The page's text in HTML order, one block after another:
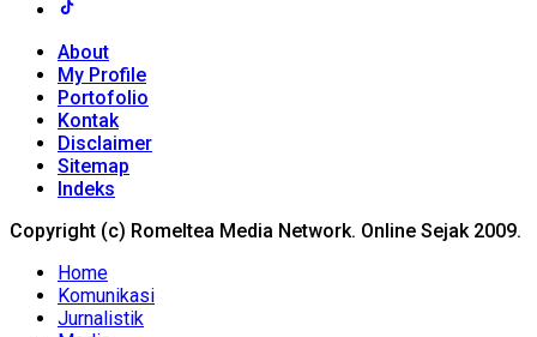
About
My Profile
Portofolio
Kontak
Disclaimer
Sitemap
Indeks
Copyright (c) Romeltea Media Network. Online Sejak 2009.
Home
Komunikasi
Jurnalistik